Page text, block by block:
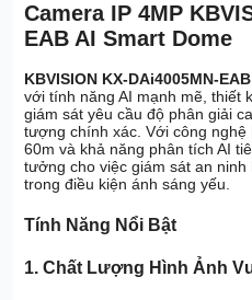
Camera IP 4MP
EAB AI Smart Dome
KBVISION KX-DAi4005MN-EAB
với tính năng AI mạnh mẽ, thiết
giám sát yêu cầu độ phân giải
tượng chính xác. Với công nghệ
60m và khả năng phân tích AI
tưởng cho việc giám sát an
trong điều kiện ánh sáng yếu.
Tính Năng Nổi Bật
1. Chất Lượng Hình Ảnh